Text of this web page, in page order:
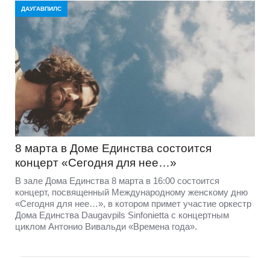
ДАУГАВПИЛС
8 марта в Доме Единства состоится
концерт «Сегодня для нее…»
В зале Дома Единства 8 марта в 16:00 состоится
концерт, посвященный Международному женскому дню
«Сегодня для нее…», в котором примет участие оркестр
Дома Единства Daugavpils Sinfonietta с концертным
циклом Антонио Вивальди «Времена года».